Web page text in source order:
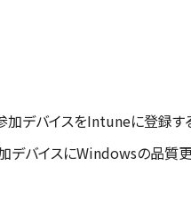
加デバイスをIntuneに登録
デバイスにWindowsの品質